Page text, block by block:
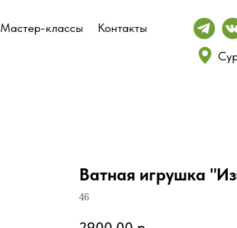
Мастер-классы Контакты
Мастер-классы Контакты
Ватная игрушка
46